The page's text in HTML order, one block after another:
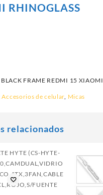
RHINOGLASS
FRAME REDMI 15 XIAOMI
Accesorios de celular, Micas
relacionados